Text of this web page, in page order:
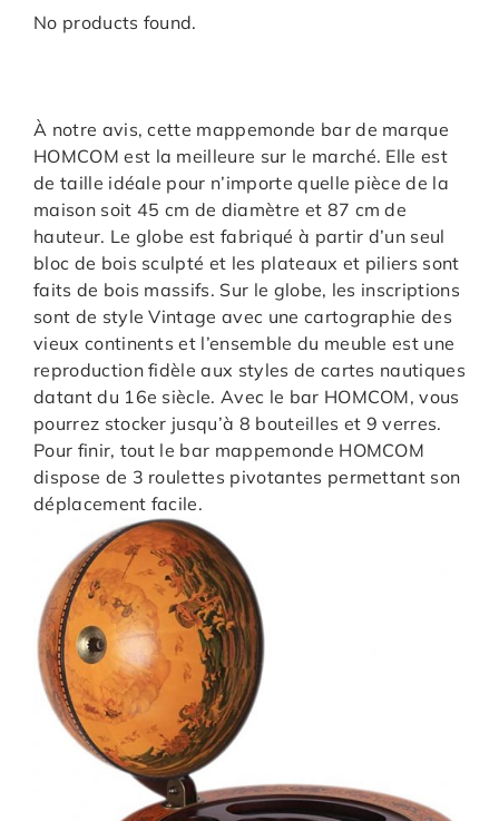
No products found.
À notre avis, cette mappemonde bar de marque
HOMCOM est la meilleure sur le marché. Elle est
de taille idéale pour n’importe quelle pièce de la
maison soit 45 cm de diamètre et 87 cm de
hauteur. Le globe est fabriqué à partir d’un seul
bloc de bois sculpté et les plateaux et piliers sont
faits de bois massifs. Sur le globe, les inscriptions
sont de style Vintage avec une cartographie des
vieux continents et l’ensemble du meuble est une
reproduction fidèle aux styles de cartes nautiques
datant du 16e siècle. Avec le bar HOMCOM, vous
pourrez stocker jusqu’à 8 bouteilles et 9 verres.
Pour finir, tout le bar mappemonde HOMCOM
dispose de 3 roulettes pivotantes permettant son
déplacement facile.